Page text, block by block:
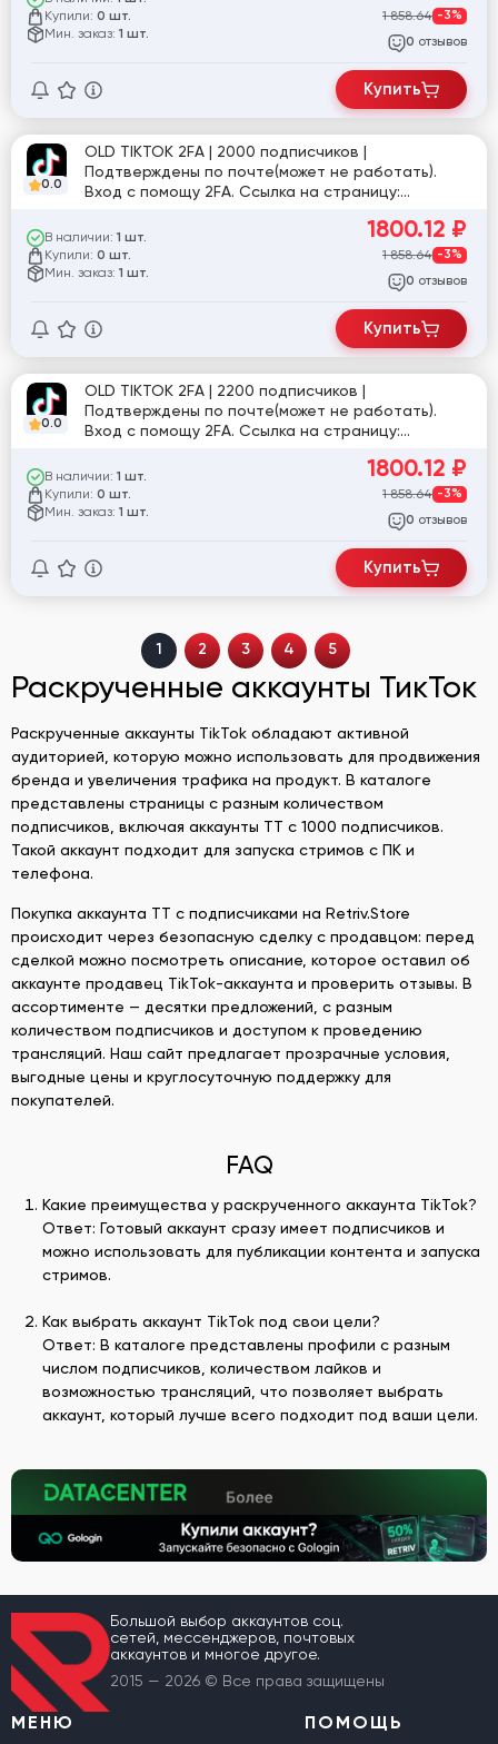
Купили: 0 шт.
Мин. заказ: 1 шт.
1 858.64 -3%
0 отзывов
Купить
0.0
OLD TIKTOK 2FA | 2000 подписчиков |
Подтверждены по почте(может не работать).
Вход с помощу 2FA. Ссылка на страницу:
В наличии: 1 шт.
Купили: 0 шт.
Мин. заказ: 1 шт.
1800.12 ₽
1 858.64 -3%
0 отзывов
Купить
0.0
OLD TIKTOK 2FA | 2200 подписчиков |
Подтверждены по почте(может не работать).
Вход с помощу 2FA. Ссылка на страницу:
В наличии: 1 шт.
Купили: 0 шт.
Мин. заказ: 1 шт.
1800.12 ₽
1 858.64 -3%
0 отзывов
Купить
1 2 3 4 5
Раскрученные аккаунты ТикТок
Раскрученные аккаунты TikTok обладают активной
аудиторией, которую можно использовать для продвижения
бренда и увеличения трафика на продукт. В каталоге
представлены страницы с разным количеством
подписчиков, включая аккаунты ТТ с 1000 подписчиков.
Такой аккаунт подходит для запуска стримов с ПК и
телефона.
Покупка аккаунта ТТ с подписчиками на Retriv.Store
происходит через безопасную сделку с продавцом: перед
сделкой можно посмотреть описание, которое оставил об
аккаунте продавец TikTok-аккаунта и проверить отзывы. В
ассортименте — десятки предложений, с разным
количеством подписчиков и доступом к проведению
трансляций. Наш сайт предлагает прозрачные условия,
выгодные цены и круглосуточную поддержку для
покупателей.
FAQ
Какие преимущества у раскрученного аккаунта TikTok?
Ответ: Готовый аккаунт сразу имеет подписчиков и
можно использовать для публикации контента и запуска
стримов.
Как выбрать аккаунт TikTok под свои цели?
Ответ: В каталоге представлены профили с разным
числом подписчиков, количеством лайков и
возможностью трансляций, что позволяет выбрать
аккаунт, который лучше всего подходит под ваши цели.
Большой выбор аккаунтов соц.
сетей, мессенджеров, почтовых
аккаунтов и многое другое.
2015 — 2026 © Все права защищены
МЕНЮ ПОМОЩЬ